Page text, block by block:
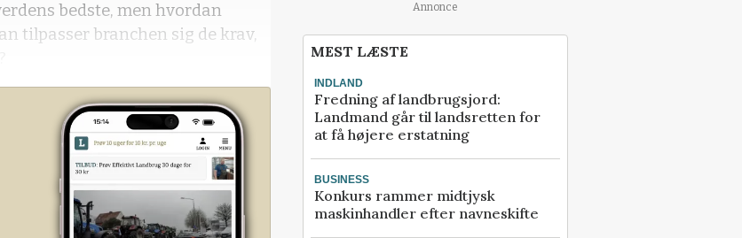
bedste, men hvordan
tilpasser branchen sig de krav,
Annonce
MEST LÆSTE
INDLAND
Fredning af landbrugsjord:
Landmand går til landsretten for
at få højere erstatning
BUSINESS
Konkurs rammer midtjysk
maskinhandler efter navneskifte